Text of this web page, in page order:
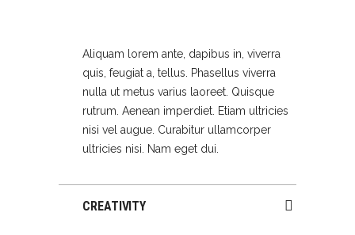
Aliquam lorem ante, dapibus in, viverra
quis, feugiat a, tellus. Phasellus viverra
nulla ut metus varius laoreet. Quisque
rutrum. Aenean imperdiet. Etiam ultricies
nisi vel augue. Curabitur ullamcorper
ultricies nisi. Nam eget dui.
CREATIVITY